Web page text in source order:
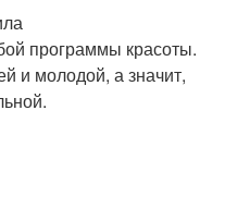
программы красоты.
и молодой, а значит,